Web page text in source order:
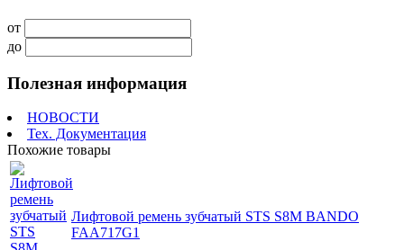
от
до
Полезная информация
НОВОСТИ
Тех. Документация
Похожие товары
Лифтовой ремень зубчатый STS S8M BANDO
FAA717G1